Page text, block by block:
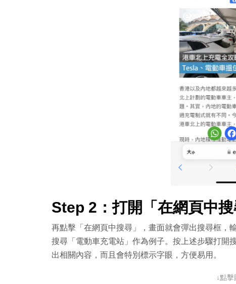
Step 2：打開「在網頁中搜
再點擊「在網頁中搜尋」，畫面就會彈出搜尋框，
搜尋「電動車充電站」作為例子。按上述步驟打開
出相關內容，而且會特別標示字眼，方便易用。
↓點擊